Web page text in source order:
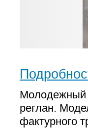
Молодежный
реглан.
фактурного